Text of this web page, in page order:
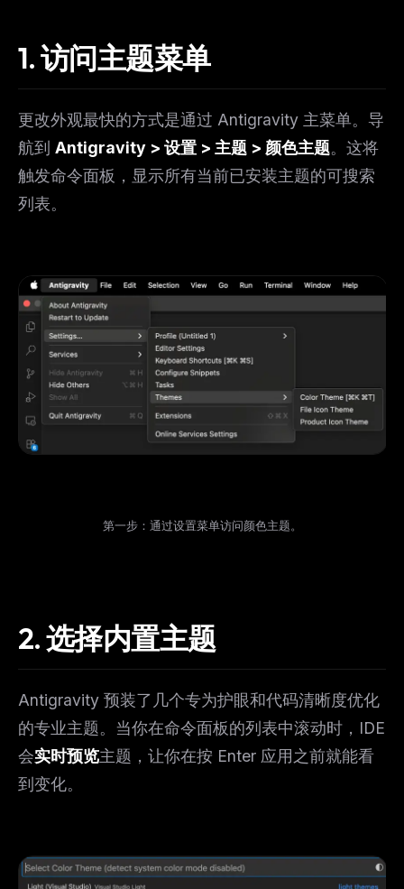
1. 访问主题菜单
更改外观最快的方式是通过 Antigravity 主菜单。导
航到 Antigravity > 设置 > 主题 > 颜色主题。这将
触发命令面板，显示所有当前已安装主题的可搜索
列表。
第一步：通过设置菜单访问颜色主题。
2. 选择内置主题
Antigravity 预装了几个专为护眼和代码清晰度优化
的专业主题。当你在命令面板的列表中滚动时，IDE
会实时预览主题，让你在按 Enter 应用之前就能看
到变化。